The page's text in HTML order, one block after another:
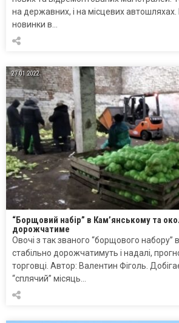
на державних, і на місцевих автошляхах.
новинки в…
27.01.2022
“Борщовий набір” в Кам’янському та
дорожчатиме
Овочі з так званого “борщового набору”
стабільно дорожчатимуть і надалі,
торговці. Автор: Валентин Фіголь.
“сплячий” місяць…